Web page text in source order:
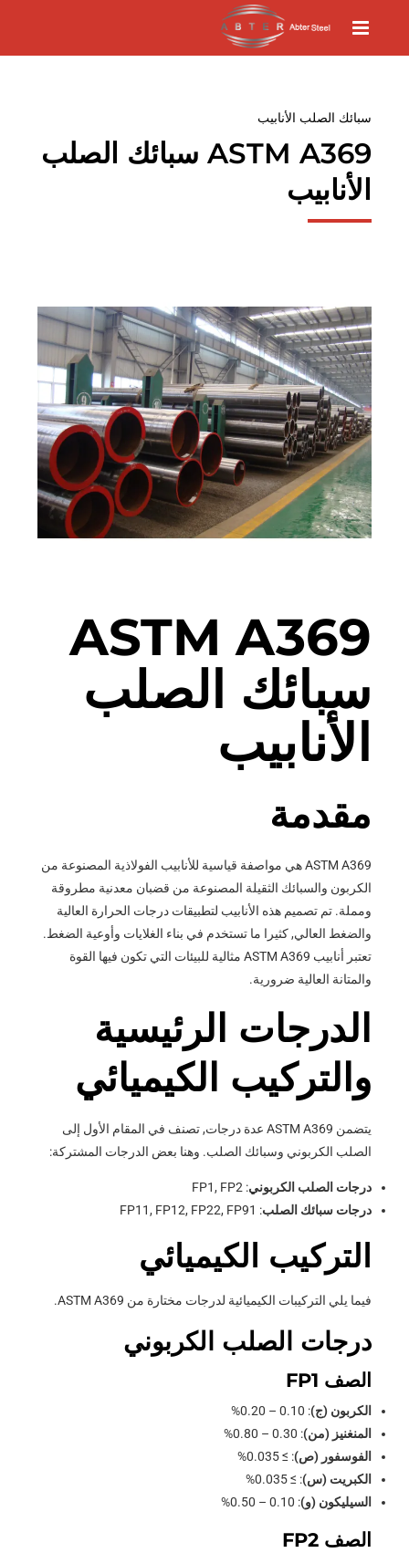
سبائك الصلب الأنابيب
ASTM A369 سبائك الصلب
الأنابيب
ASTM A369
سبائك الصلب
الأنابيب
مقدمة
ASTM A369 هي مواصفة قياسية للأنابيب الفولاذية المصنوعة من
الكربون والسبائك الثقيلة المصنوعة من قضبان معدنية مطروقة
ومملة. تم تصميم هذه الأنابيب لتطبيقات درجات الحرارة العالية
والضغط العالي, كثيرا ما تستخدم في بناء الغلايات وأوعية الضغط.
تعتبر أنابيب ASTM A369 مثالية للبيئات التي تكون فيها القوة
والمتانة العالية ضرورية.
الدرجات الرئيسية
والتركيب الكيميائي
يتضمن ASTM A369 عدة درجات, تصنف في المقام الأول إلى
الصلب الكربوني وسبائك الصلب. وهنا بعض الدرجات المشتركة:
درجات الصلب الكربوني: FP1, FP2
درجات سبائك الصلب: FP11, FP12, FP22, FP91
التركيب الكيميائي
فيما يلي التركيبات الكيميائية لدرجات مختارة من ASTM A369.
درجات الصلب الكربوني
الصف FP1
الكربون (ج): 0.10 – 0.20%
المنغنيز (من): 0.30 – 0.80%
الفوسفور (ص): ≥ 0.035%
الكبريت (س): ≥ 0.035%
السيليكون (و): 0.10 – 0.50%
الصف FP2